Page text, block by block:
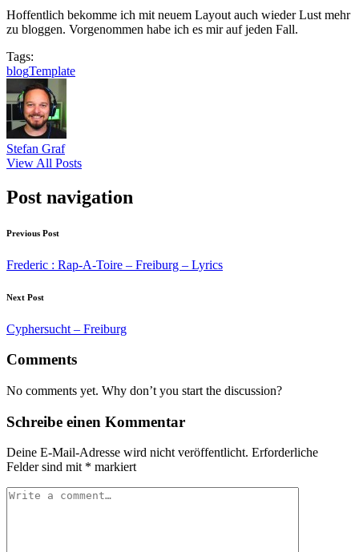
Hoffentlich bekomme ich mit neuem Layout auch wieder Lust mehr
zu bloggen. Vorgenommen habe ich es mir auf jeden Fall.
Tags:
blogTemplate
Stefan Graf
View All Posts
Post navigation
Previous Post
Frederic : Rap-A-Toire – Freiburg – Lyrics
Next Post
Cyphersucht – Freiburg
Comments
No comments yet. Why don’t you start the discussion?
Schreibe einen Kommentar
Deine E-Mail-Adresse wird nicht veröffentlicht. Erforderliche
Felder sind mit * markiert